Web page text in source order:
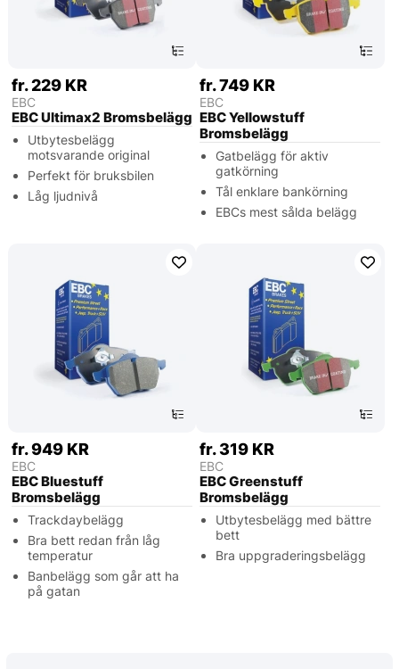
fr. 229 KR
EBC
EBC Ultimax2 Bromsbelägg
Utbytesbelägg
motsvarande original
Perfekt för bruksbilen
Låg ljudnivå
fr. 749 KR
EBC
EBC Yellowstuff
Bromsbelägg
Gatbelägg för aktiv
gatkörning
Tål enklare bankörning
EBCs mest sålda belägg
fr. 949 KR
EBC
EBC Bluestuff
Bromsbelägg
Trackdaybelägg
Bra bett redan från låg
temperatur
Banbelägg som går att ha
på gatan
fr. 319 KR
EBC
EBC Greenstuff
Bromsbelägg
Utbytesbelägg med bättre
bett
Bra uppgraderingsbelägg